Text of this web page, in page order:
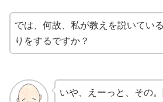
では、何故、私が教えを説いてい
りをするですか？
いや、えーっと、その